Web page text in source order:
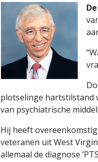
plotselinge hartstilstand
van psychiatrische
Hij heeft
veteranen uit West
allemaal de diagnose